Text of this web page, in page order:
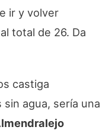
ir y volver
total de 26. Da
castiga
agua, sería una